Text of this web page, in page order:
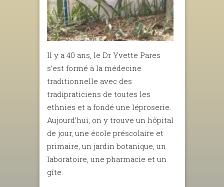
Il y a 40 ans, le Dr Yvette Pares
s’est formé à la médecine
traditionnelle avec des
tradipraticiens de toutes les
ethnies et a fondé une léproserie.
Aujourd’hui, on y trouve un hôpital
de jour, une école préscolaire et
primaire, un jardin botanique, un
laboratoire, une pharmacie et un
gîte.